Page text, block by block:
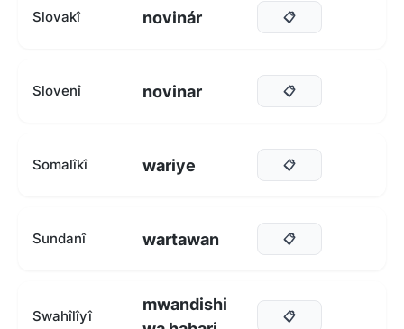
Slovakî novinár 📋
Slovenî novinar 📋
Somalîkî wariye 📋
Sundanî wartawan 📋
Swahîlîyî
mwandishi
📋